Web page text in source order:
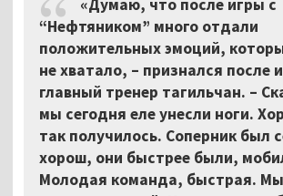
«Думаю, что после игры с
“Нефтяником” много отдали
положительных эмоций,
не хватало, – признался после
главный тренер тагильчан. –
мы сегодня еле унесли ноги.
так получилось. Соперник был
хорош, они быстрее были,
Молодая команда, быстрая.